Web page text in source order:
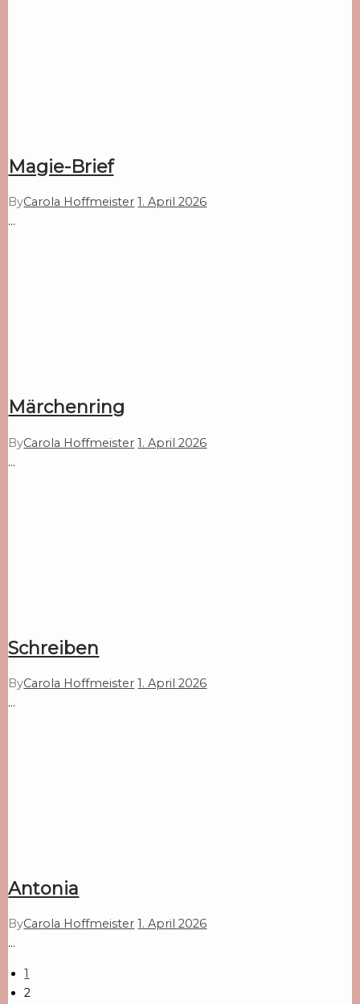
Magie-Brief
ByCarola Hoffmeister 1. April 2026
…
Märchenring
ByCarola Hoffmeister 1. April 2026
…
Schreiben
ByCarola Hoffmeister 1. April 2026
…
Antonia
ByCarola Hoffmeister 1. April 2026
…
1
2